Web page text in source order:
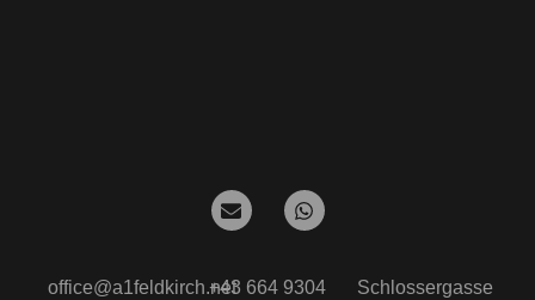
office@a1feldkirch.net+43 664 9304
Schlossergasse